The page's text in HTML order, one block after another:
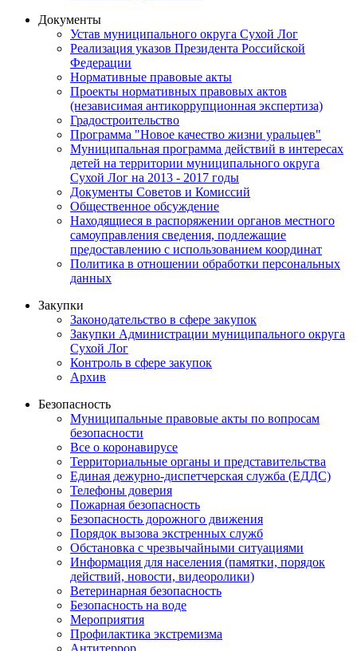
Документы
Устав муниципального округа Сухой Лог
Реализация указов Президента Российской
Федерации
Нормативные правовые акты
Проекты нормативных правовых актов
(независимая антикоррупционная экспертиза)
Градостроительство
Программа "Новое качество жизни уральцев"
Муниципальная программа действий в интересах
детей на территории муниципального округа
Сухой Лог на 2013 - 2017 годы
Документы Советов и Комиссий
Общественное обсуждение
Находящиеся в распоряжении органов местного
самоуправления сведения, подлежащие
предоставлению с использованием координат
Политика в отношении обработки персональных
данных
Закупки
Законодательство в сфере закупок
Закупки Администрации муниципального округа
Сухой Лог
Контроль в сфере закупок
Архив
Безопасность
Муниципальные правовые акты по вопросам
безопасности
Все о коронавирусе
Территориальные органы и представительства
Единая дежурно-диспетчерская служба (ЕДДС)
Телефоны доверия
Пожарная безопасность
Безопасность дорожного движения
Порядок вызова экстренных служб
Обстановка с чрезвычайными ситуациями
Информация для населения (памятки, порядок
действий, новости, видеоролики)
Ветеринарная безопасность
Безопасность на воде
Мероприятия
Профилактика экстремизма
Антитеррор